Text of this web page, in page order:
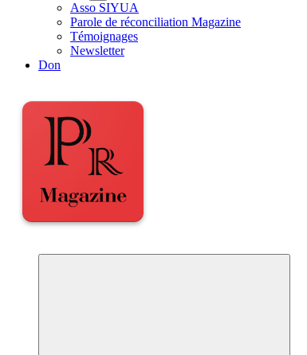
Asso SIYUA
Parole de réconciliation Magazine
Témoignages
Newsletter
Don